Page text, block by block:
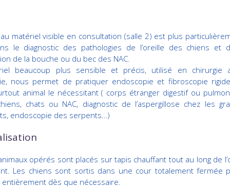
matériel visible en consultation (salle 2) est plus
le diagnostic des pathologies de l’oreille des chiens et
de la bouche ou du bec des NAC.
beaucoup plus sensible et précis, utilisé en chirurgie
nous permet de pratiquer endoscopie et fibroscopie
animal le nécessitant ( corps étranger digestif ou
chats ou NAC, diagnostic de l’aspergillose chez les
endoscopie des serpents…)
opérés sont placés sur tapis chauffant tout au long de
Les chiens sont sortis dans une cour totalement
entièrement dès que nécessaire.